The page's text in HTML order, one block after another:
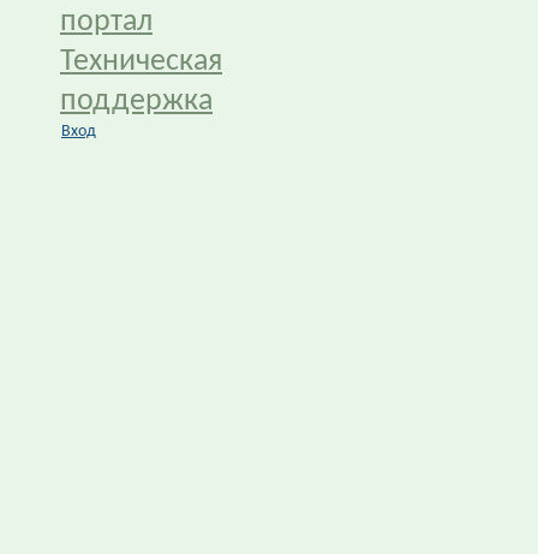
портал
Техническая
поддержка
Вход